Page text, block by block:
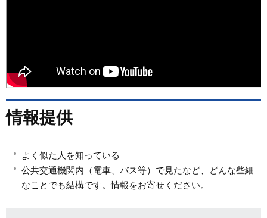
情報提供
よく似た人を知っている
公共交通機関内（電車、バス等）で見たなど、どんな些細
なことでも結構です。情報をお寄せください。